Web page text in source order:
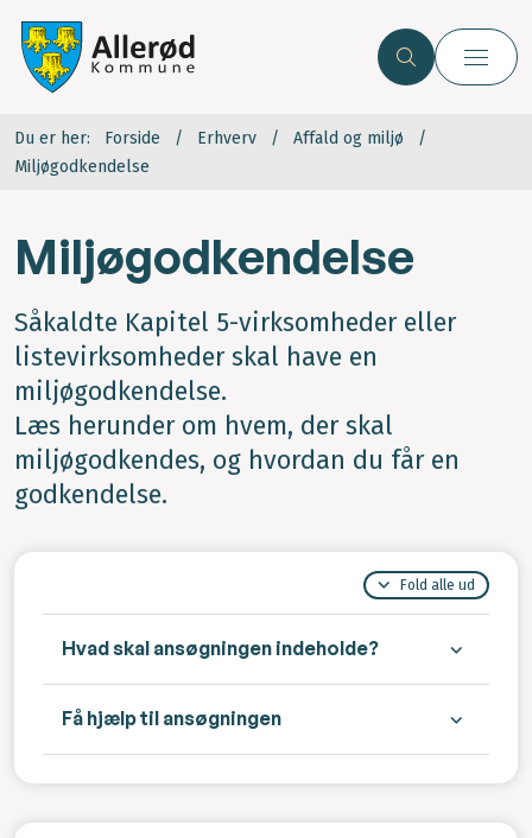
Du er her: Forside Erhverv
Affald og miljø
Miljøgodkendelse
Miljøgodkendelse
Såkaldte Kapitel 5-virksomheder eller
listevirksomheder skal have en
miljøgodkendelse.
Læs herunder om hvem, der skal
miljøgodkendes, og hvordan du får en
godkendelse.
Fold alle ud
Hvad skal ansøgningen indeholde?
Få hjælp til ansøgningen